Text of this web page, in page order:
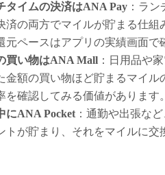
タイムの決済はANA Pay：ラン
済の両方でマイルが貯まる仕
元ペースはアプリの実績画面で
買い物はANA Mall：日用品や
金額の買い物ほど貯まるマイ
を確認してみる価値があります。
にANA Pocket：通勤や出張な
トが貯まり、それをマイルに